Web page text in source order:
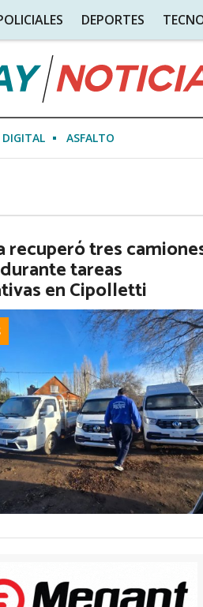
DEPORTES
ASFALTO
recuperó tres
tareas
en Cipolletti